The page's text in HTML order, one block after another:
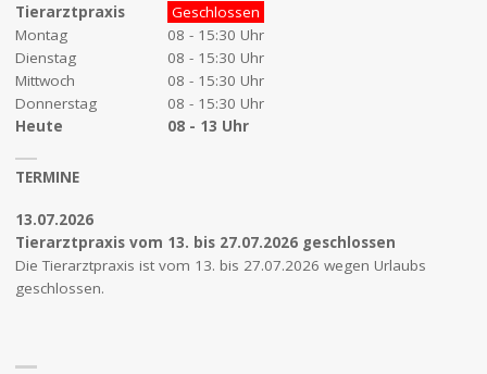
Tierarztpraxis
Montag
Dienstag
Mittwoch
Donnerstag
Heute
Geschlossen
08 - 15:30 Uhr
08 - 15:30 Uhr
08 - 15:30 Uhr
08 - 15:30 Uhr
08 - 13 Uhr
TERMINE
13.07.2026
Tierarztpraxis vom 13. bis 27.07.2026 geschlossen
Die Tierarztpraxis ist vom 13. bis 27.07.2026 wegen Urlaubs
geschlossen.